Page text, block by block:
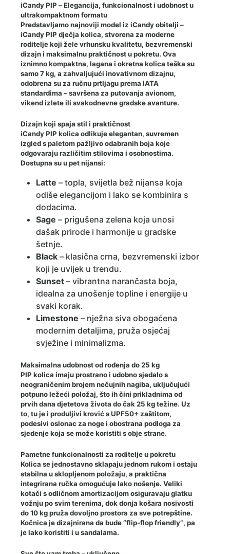
iCandy PIP – Elegancija, funkcionalnost i udobnost u
ultrakompaktnom formatu
Predstavljamo najnoviji model iz iCandy obitelji –
iCandy PIP dječja kolica, stvorena za moderne
roditelje koji žele vrhunsku kvalitetu, bezvremenski
dizajn i maksimalnu praktičnost u pokretu. Ova
iznimno kompaktna, lagana i okretna kolica teška su
samo 7 kg, a zahvaljujući inovativnom dizajnu,
odobrena su za ručnu prtljagu prema IATA
standardima – savršena za putovanja avionom,
vikend izlete ili svakodnevne gradske avanture.
Dizajn koji spaja stil i praktičnost
iCandy PIP kolica odlikuje elegantan, suvremen
izgled s paletom pažljivo odabranih boja koje
odgovaraju različitim stilovima i osobnostima.
Dostupna su u pet nijansi:
Latte – topla, svijetla bež nijansa koja
odiše elegancijom i lako se kombinira s
dodacima.
Sage – prigušena zelena koja unosi
dašak prirode i harmonije u gradske
šetnje.
Black – klasična crna, bezvremenski izbor
koji je uvijek u trendu.
Sunset – vibrantna narančasta boja,
idealna za unošenje topline i energije u
svaki korak.
Limestone – nježna siva obogaćena
modernim detaljima, pruža osjećaj
svježine i minimalizma.
Maksimalna udobnost od rođenja do 25 kg
PIP kolica imaju prostrano i udobno sjedalo s
neograničenim brojem nečujnih nagiba, uključujući
potpuno ležeći položaj, što ih čini prikladnima od
prvih dana djetetova života do čak 25 kg težine. Uz
to, tu je i produljivi krović sUPF50+ zaštitom,
podesivi oslonac za noge i obostrana podloga za
sjedenje koja se može koristiti s obje strane.
Pametne funkcionalnosti za roditelje u pokretu
Kolica se jednostavno sklapaju jednom rukom i ostaju
stabilna u sklopljenom položaju, a praktična
integrirana ručka omogućuje lako nošenje. Veliki
kotači s odličnom amortizacijom osiguravaju glatku
vožnju po svim terenima, dok donja košara nosivosti
do 10 kg pruža dovoljno prostora za sve potrepštine.
Kočnica je dizajnirana da bude“flip-flop friendly”, pa
je lako koristiti i u sandalama.